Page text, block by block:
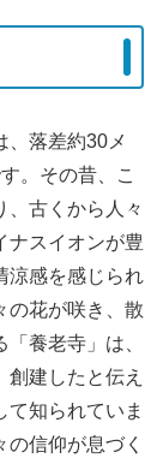
、落差約30メ
。その昔、こ
、古くから人々
ナスイオンが豊
涼感を感じられ
の花が咲き、散
養老寺」は、
建したと伝え
て知られていま
信仰が息づく